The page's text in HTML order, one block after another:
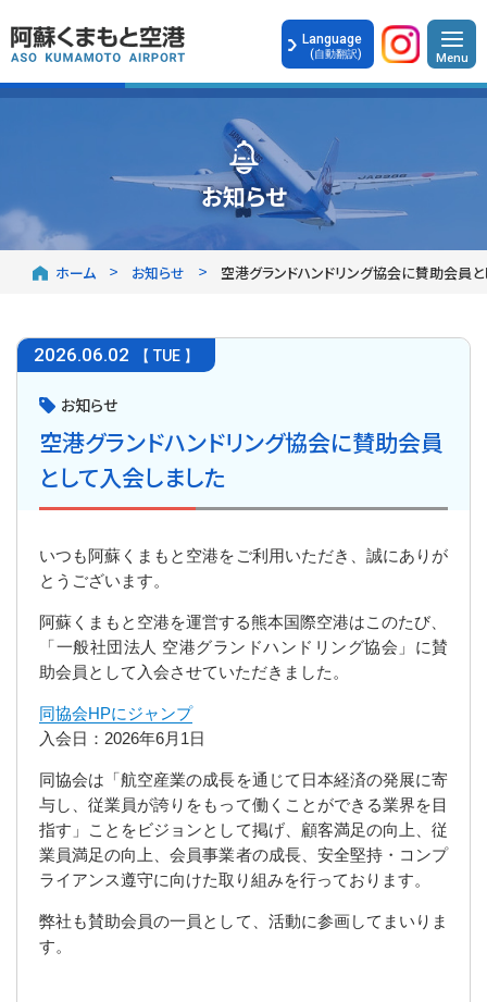
Language
(自動翻訳)
お知らせ
ホーム お知らせ 空港グランドハンドリング協会に賛助会員
2026.06.02 【 TUE 】
お知らせ
空港グランドハンドリング協会に賛助会員
として入会しました
いつも阿蘇くまもと空港をご利用いただき、誠にありが
とうございます。
阿蘇くまもと空港を運営する熊本国際空港はこのたび、
「一般社団法人 空港グランドハンドリング協会」に賛
助会員として入会させていただきました。
同協会HPにジャンプ
入会日：2026年6月1日
同協会は「航空産業の成長を通じて日本経済の発展に寄
与し、従業員が誇りをもって働くことができる業界を目
指す」ことをビジョンとして掲げ、顧客満足の向上、従
業員満足の向上、会員事業者の成長、安全堅持・コンプ
ライアンス遵守に向けた取り組みを行っております。
弊社も賛助会員の一員として、活動に参画してまいりま
す。